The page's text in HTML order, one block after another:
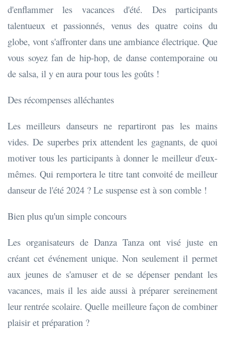
d'enflammer les vacances d'été. Des participants
talentueux et passionnés, venus des quatre coins du
globe, vont s'affronter dans une ambiance électrique. Que
vous soyez fan de hip-hop, de danse contemporaine ou
de salsa, il y en aura pour tous les goûts !
Des récompenses alléchantes
Les meilleurs danseurs ne repartiront pas les mains
vides. De superbes prix attendent les gagnants, de quoi
motiver tous les participants à donner le meilleur d'eux-
mêmes. Qui remportera le titre tant convoité de meilleur
danseur de l'été 2024 ? Le suspense est à son comble !
Bien plus qu'un simple concours
Les organisateurs de Danza Tanza ont visé juste en
créant cet événement unique. Non seulement il permet
aux jeunes de s'amuser et de se dépenser pendant les
vacances, mais il les aide aussi à préparer sereinement
leur rentrée scolaire. Quelle meilleure façon de combiner
plaisir et préparation ?